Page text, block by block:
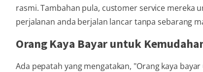
rasmi. Tambahan pula, customer service mereka
perjalanan anda berjalan lancar tanpa sebarang
Orang Kaya Bayar untuk
Ada pepatah yang mengatakan, "Orang kaya